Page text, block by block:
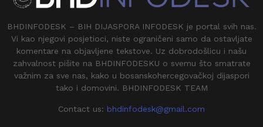
BHDINFODESK – BIH DIJASPORA INFODESK je portal svih nas.
Vi kao njegovi posjetioci, niste ograničeni samo da ostavljate
komentare na objavljene tekstove. Uz dobrodošlicu i našu
zahvalnost pišite na BHDINFODESKU o svemu što smatrate
važnim za sve nas, kako u bosanskohercegovačkoj dijaspori
tako i domovini. BHDINFODESK TEAM
Contact us: bhdinfodesk@gmail.com